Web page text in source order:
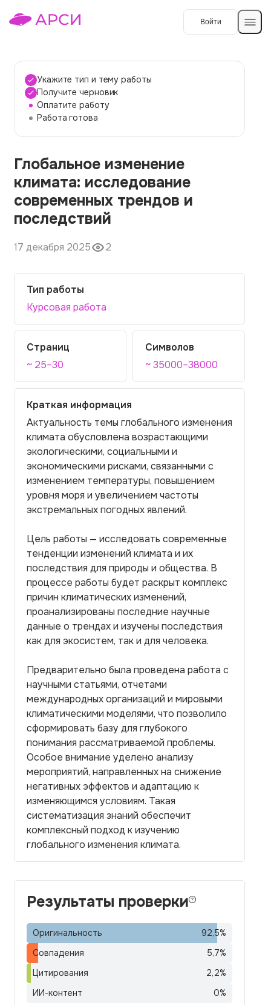
Войти
Темы работ
О сервисе
О компании
Наши гарантии
Порядок оплаты
Контакты
Укажите тип и тему работы
Получите черновик
Оплатите работу
Работа готова
Глобальное изменение
климата: исследование
современных трендов и
последствий
17 декабря 2025 2
Тип работы
Курсовая работа
Страниц
~ 25–30
Символов
~ 35000–38000
Краткая информация
Актуальность темы глобального изменения
климата обусловлена возрастающими
экологическими, социальными и
экономическими рисками, связанными с
изменением температуры, повышением
уровня моря и увеличением частоты
экстремальных погодных явлений.
Цель работы — исследовать современные
тенденции изменений климата и их
последствия для природы и общества. В
процессе работы будет раскрыт комплекс
причин климатических изменений,
проанализированы последние научные
данные о трендах и изучены последствия
как для экосистем, так и для человека.
Предварительно была проведена работа с
научными статьями, отчетами
международных организаций и мировыми
климатическими моделями, что позволило
сформировать базу для глубокого
понимания рассматриваемой проблемы.
Особое внимание уделено анализу
мероприятий, направленных на снижение
негативных эффектов и адаптацию к
изменяющимся условиям. Такая
систематизация знаний обеспечит
комплексный подход к изучению
глобального изменения климата.
Результаты проверки
Оригинальность 92,5%
Совпадения
5,7%
Цитирования
2,2%
ИИ-контент
0%